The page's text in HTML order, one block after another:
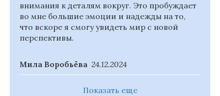
внимания к деталям вокруг. Это пробуждает
во мне большие эмоции и надежды на то,
что вскоре я смогу увидеть мир с новой
перспективы.
Мила Воробьёва 24.12.2024
Показать еще